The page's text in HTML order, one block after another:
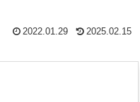
2022.01.29 2025.02.15